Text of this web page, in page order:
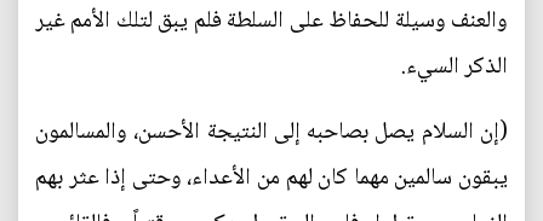
والعنف وسيلة للحفاظ على السلطة فلم يبق لتلك الأمم غير
الذكر السيء.
(إن السلام يصل بصاحبه إلى النتيجة الأحسن، والمسالمون
يبقون سالمين مهما كان لهم من الأعداء، وحتى إذا عثر بهم